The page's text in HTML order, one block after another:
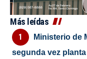
Más leídas
Ministerio de
segunda vez